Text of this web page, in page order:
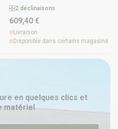
en quelques clics et
matériel
2 déclinaisons
609,40 €
Livraison
Disponible dans certains magasins